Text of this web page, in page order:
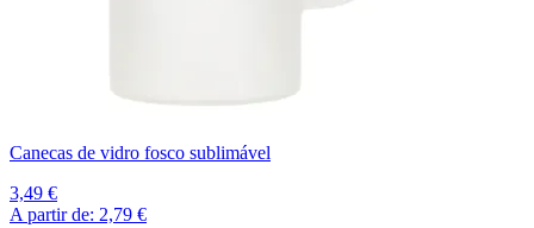
Canecas de vidro fosco sublimável
3,49 €
A partir de: 2,79 €